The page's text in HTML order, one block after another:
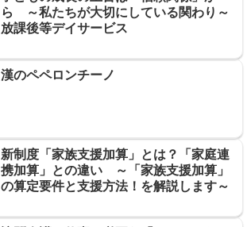
ら ～私たちが大切にしている関わり～
放課後等デイサービス
漢のペペロンチーノ
新制度「家族支援加算」とは？「家庭連
携加算」との違い ～「家族支援加算」
の算定要件と支援方法！を解説します～